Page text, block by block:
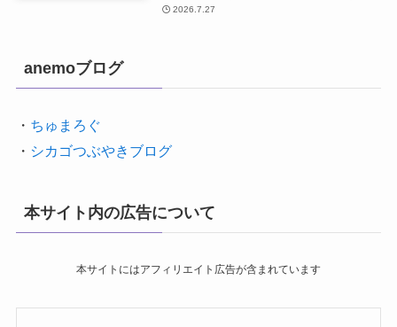
2026.7.27
anemoブログ
・ ちゅまろぐ
・ シカゴつぶやきブログ
本サイト内の広告について
本サイトにはアフィリエイト広告が含まれています